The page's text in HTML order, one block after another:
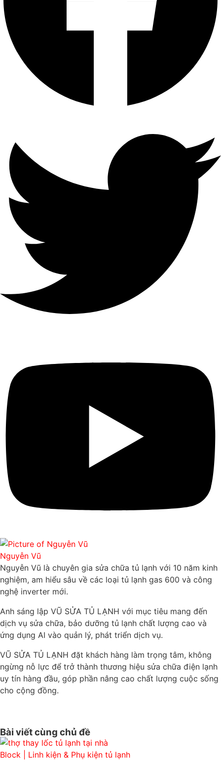
Nguyễn Vũ
Nguyễn Vũ là chuyên gia sửa chữa tủ lạnh với 10 năm kinh
nghiệm, am hiểu sâu về các loại tủ lạnh gas 600 và công
nghệ inverter mới.
Anh sáng lập VŨ SỬA TỦ LẠNH với mục tiêu mang đến
dịch vụ sửa chữa, bảo dưỡng tủ lạnh chất lượng cao và
ứng dụng AI vào quản lý, phát triển dịch vụ.
VŨ SỬA TỦ LẠNH đặt khách hàng làm trọng tâm, không
ngừng nỗ lực để trở thành thương hiệu sửa chữa điện lạnh
uy tín hàng đầu, góp phần nâng cao chất lượng cuộc sống
cho cộng đồng.
Bài viết cùng chủ đề
Block | Linh kiện & Phụ kiện tủ lạnh